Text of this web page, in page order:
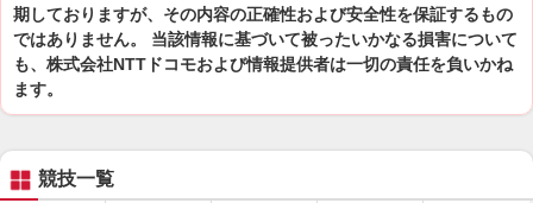
期しておりますが、その内容の正確性および安全性を保証するもの
ではありません。 当該情報に基づいて被ったいかなる損害について
も、株式会社NTTドコモおよび情報提供者は一切の責任を負いかね
ます。
競技一覧